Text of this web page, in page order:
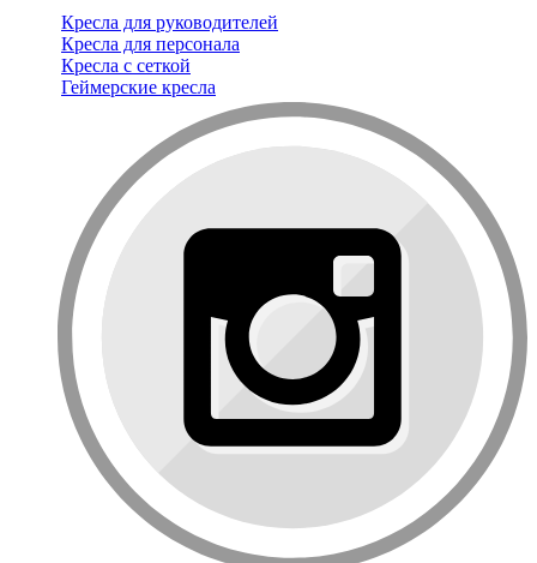
Кресла для руководителей
Кресла для персонала
Кресла с сеткой
Геймерские кресла